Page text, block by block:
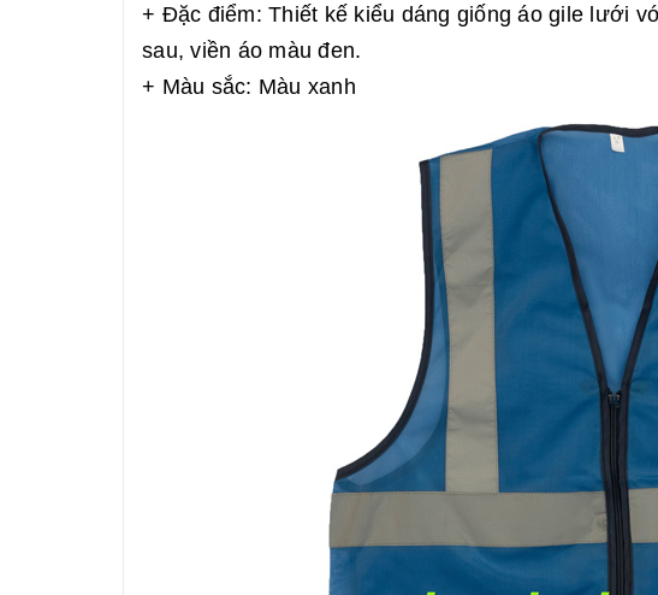
+ Đặc điểm: Thiết kế kiểu dáng giống áo gile lưới
sau, viền áo màu đen.
+ Màu sắc: Màu xanh